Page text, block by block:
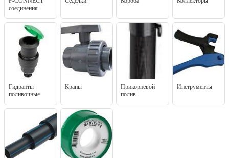
соединения
Гидранты
поливочные
Краны
Прикорневой
полив
Инструменты